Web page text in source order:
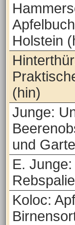
Holstein
(hin)
Junge:
und
E.
Koloc: